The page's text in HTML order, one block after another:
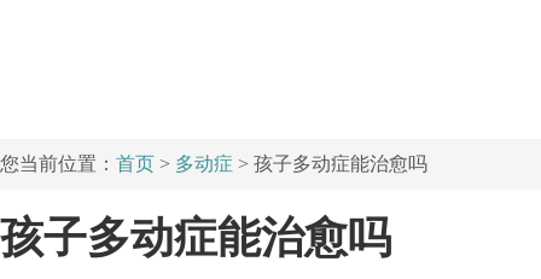
您当前位置： 首页 > 多动症 > 孩子多动症能治愈吗
孩子多动症能治愈吗